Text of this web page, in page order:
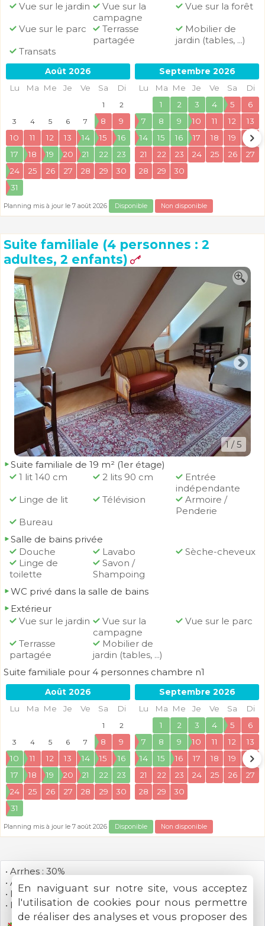
Vue sur le jardin
Vue sur la
campagne
Vue sur la forêt
Vue sur le parc
Terrasse
partagée
Mobilier de
jardin (tables, ...)
Transats
Août 2026
Lu
Ma Me Je Ve Sa Di
1
2
3
4 5 6 7 8
9
10
11 12 13 14 15
16
17
18 19 20 21 22
23
24
25 26 27 28 29
30
31
Septembre 2026
Lu
Ma Me Je Ve Sa
Di
1
2 3 4 5
6
7
8 9 10 11 12
13
14
15 16 17 18 19
20
21
22 23 24 25 26
27
28
29 30
Planning mis à jour le 7 août 2026 Disponible Non disponible
Suite familiale (4 personnes : 2
adultes, 2 enfants)
1 / 5
Suite familiale de 19 m² (1er étage)
1 lit 140 cm
2 lits 90 cm
Entrée
indépendante
Linge de lit
Télévision
Armoire /
Penderie
Bureau
Salle de bains privée
Douche
Lavabo
Sèche-cheveux
Linge de
toilette
Savon /
Shampoing
WC privé dans la salle de bains
Extérieur
Vue sur le jardin
Vue sur la
campagne
Vue sur le parc
Terrasse
partagée
Mobilier de
jardin (tables, ...)
Suite familiale pour 4 personnes chambre n1
Août 2026
Lu
Ma Me Je Ve Sa Di
1
2
3
4 5 6 7 8
9
10
11 12 13 14 15
16
17
18 19 20 21 22
23
24
25 26 27 28 29
30
31
Septembre 2026
Lu
Ma Me Je Ve Sa
Di
1
2 3 4 5
6
7
8 9 10 11 12
13
14
15 16 17 18 19
20
21
22 23 24 25 26
27
28
29 30
Planning mis à jour le 7 août 2026 Disponible Non disponible
• Arrhes : 30%
• Arrivée : 18h00 - 20h00
• Départ : 09h00 - 10h30
• Petit déjeuner : 8h30-10h30
En naviguant sur notre site, vous acceptez
l'utilisation de cookies pour nous permettre
de réaliser des analyses et vous proposer des